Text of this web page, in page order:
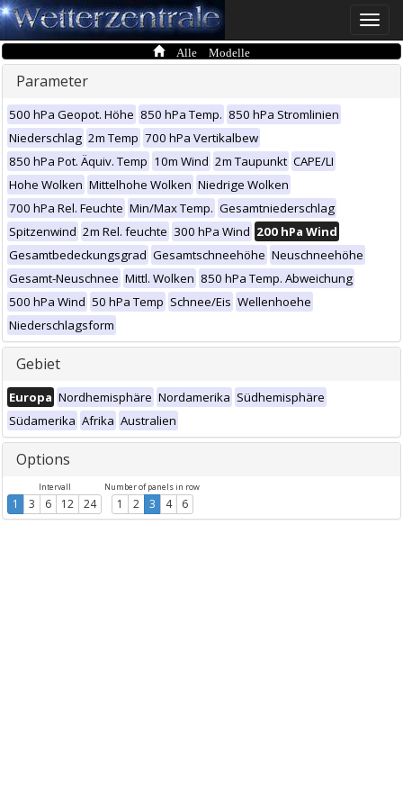
Toggle
Alle Modelle
Parameter
500 hPa Geopot. Höhe 850 hPa Temp. 850 hPa Stromlinien
Niederschlag 2m Temp 700 hPa Vertikalbew
850 hPa Pot. Äquiv. Temp 10m Wind 2m Taupunkt CAPE/LI
Hohe Wolken Mittelhohe Wolken Niedrige Wolken
700 hPa Rel. Feuchte Min/Max Temp. Gesamtniederschlag
Spitzenwind 2m Rel. feuchte 300 hPa Wind 200 hPa Wind
Gesamtbedeckungsgrad Gesamtschneehöhe Neuschneehöhe
Gesamt-Neuschnee Mittl. Wolken 850 hPa Temp. Abweichung
500 hPa Wind 50 hPa Temp Schnee/Eis Wellenhoehe
Niederschlagsform
Gebiet
Europa Nordhemisphäre Nordamerika Südhemisphäre
Südamerika Afrika Australien
Options
Intervall
1 3 6 12 24
Number of panels in row
1 2 3 4 6